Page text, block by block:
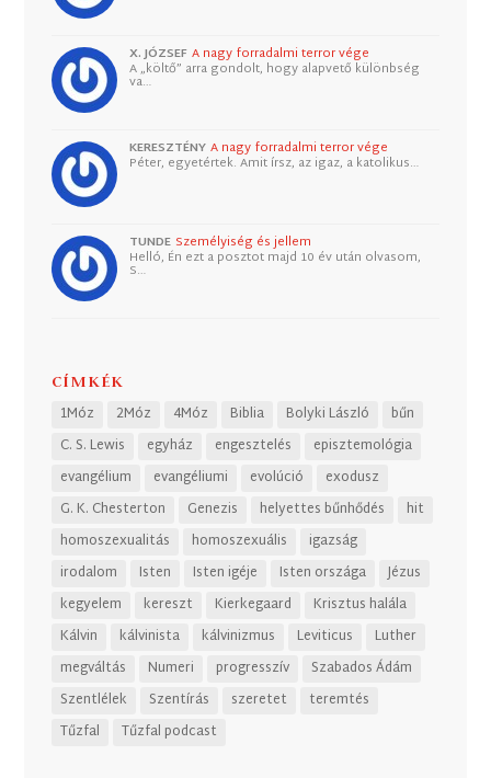
X. JÓZSEF A nagy forradalmi terror vége
A „költő” arra gondolt, hogy alapvető különbség
va…
KERESZTÉNY A nagy forradalmi terror vége
Péter, egyetértek. Amit írsz, az igaz, a katolikus…
TUNDE Személyiség és jellem
Helló, Én ezt a posztot majd 10 év után olvasom,
S…
CÍMKÉK
1Móz 2Móz 4Móz Biblia Bolyki László
bűn
C. S. Lewis
egyház engesztelés
episztemológia
evangélium
evangéliumi evolúció
exodusz
G. K. Chesterton
Genezis helyettes bűnhődés
hit
homoszexualitás
homoszexuális
igazság
irodalom
Isten Isten igéje Isten országa
Jézus
kegyelem
kereszt Kierkegaard
Krisztus halála
Kálvin
kálvinista kálvinizmus Leviticus
Luther
megváltás
Numeri progresszív
Szabados Ádám
Szentlélek
Szentírás szeretet
teremtés
Tűzfal
Tűzfal podcast